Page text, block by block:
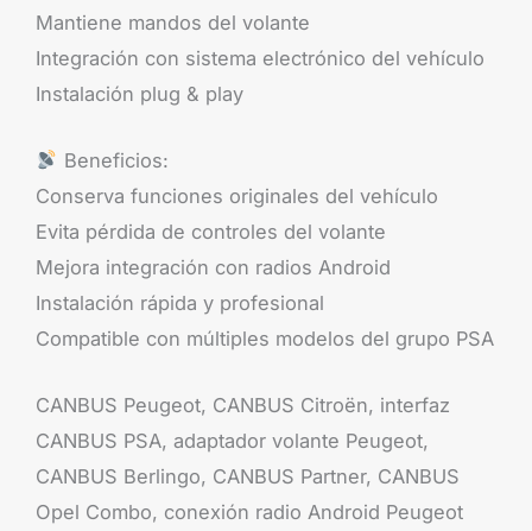
Mantiene mandos del volante
Integración con sistema electrónico del vehículo
Instalación plug & play
Beneficios:
Conserva funciones originales del vehículo
Evita pérdida de controles del volante
Mejora integración con radios Android
Instalación rápida y profesional
Compatible con múltiples modelos del grupo PSA
CANBUS Peugeot, CANBUS Citroën, interfaz
CANBUS PSA, adaptador volante Peugeot,
CANBUS Berlingo, CANBUS Partner, CANBUS
Opel Combo, conexión radio Android Peugeot